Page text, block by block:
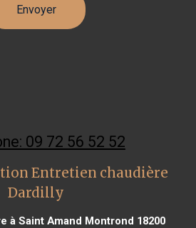
09 72 56 52 52
Entretien chaudière
Dardilly
à Saint Amand Montrond 18200